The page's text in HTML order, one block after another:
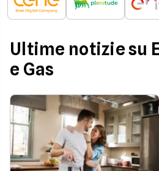
Ultime notizie su
e Gas